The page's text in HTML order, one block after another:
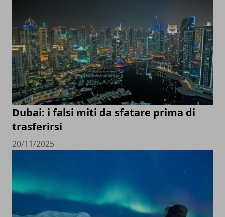
Dubai: i falsi miti da sfatare prima di
trasferirsi
20/11/2025